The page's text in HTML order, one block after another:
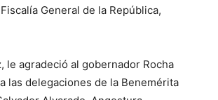
General de la República,
le agradeció al gobernador Rocha
las delegaciones de la Benemérita